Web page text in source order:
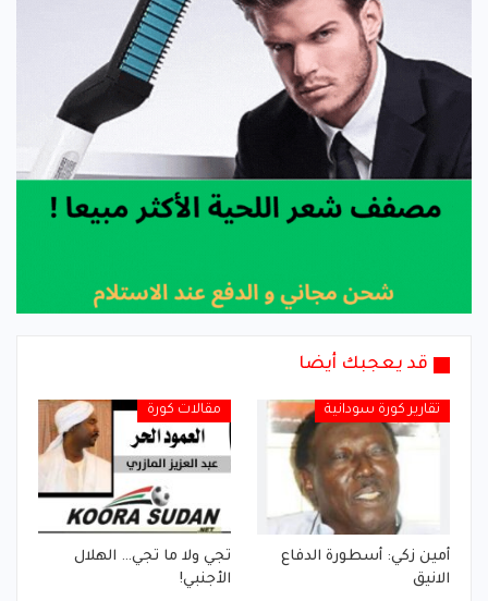
قد يعجبك أيضا
تقارير كورة سودانية
أمين زكي: أسطورة الدفاع
الانيق
مقالات كورة
تجي ولا ما تجي… الهلال
الأجنبي!